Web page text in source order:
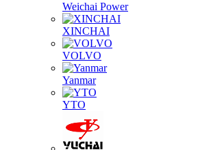
Weichai Power
XINCHAI
VOLVO
Yanmar
YTO